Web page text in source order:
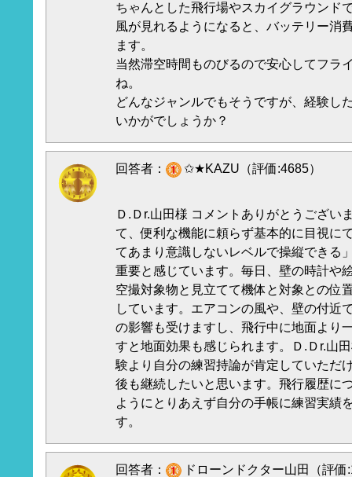
ちゃんとした飛行場やスカイグラウンド
風が見れるようになると、バッテリー消
ます。
当然滞空時間ものびるので安心してフラ
ね。
どんなジャンルでもそうですが、経験し
いかがでしょうか？
回答者： ✩★KAZU（評価:4685）
Ｄ.Ｄr.山田様 コメントありがとうござい
て、便利な機能に頼らず基本的に目視に
てあまり意識しないレベルで操縦できる
重要と感じています。毎日、壁の時計や
空撮対象物と見立てて機体と対象との位
しています。エアコンの風や、壁の付近
の影響も受けますし、飛行中に地面より
すと地面効果も感じられます。Ｄ.Ｄr.山
験より自分の練習持論が肯定していただ
後も継続したいと思います。飛行履歴に
ようにとりあえず自分の手帳に練習実績
す。
回答者： ドローンドクター山田（評価